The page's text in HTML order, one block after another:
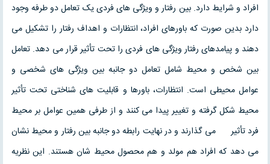
افراد و شرایط دارد. بین رفتار و ویژگی های فردی یک تعامل دو طرفه وجود
دارد بدین صورت که باورهای افراد، انتظارات و اهداف رفتار را تشکیل می
دهند و پیامدهای رفتار ویژگی های فردی را تحت تأثیر قرار می دهد. تعامل
بین شخص و محیط شامل تعامل دو جانبه بین ویژگی های شخصی و
عوامل محیطی است. انتظارات، باورها و قابلیت های شناختی تحت تأثیر
محیط شکل گرفته و تغییر پیدا می کنند و از طرفی همین عوامل بر محیط
فرد تأثیر می گذارند و در نهایت رابطه دو جانبه بین رفتار و محیط نشان
می دهد که افراد هم مولد و هم محصول محیط شان هستند. این نظریه